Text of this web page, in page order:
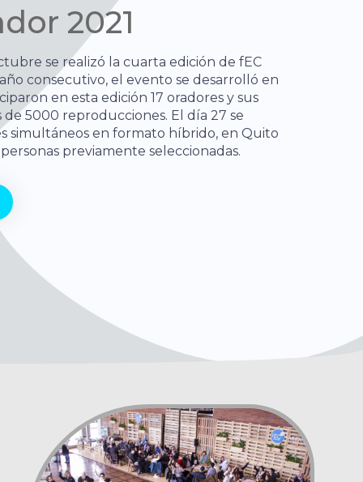
2021
se realizó la cuarta edición de fEC
consecutivo, el evento se desarrolló en
en esta edición 17 oradores y sus
de 5000 reproducciones. El día 27 se
simultáneos en formato híbrido, en Quito
previamente seleccionadas.